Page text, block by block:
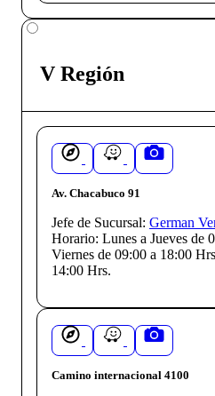
V Región
Av. Chacabuco 91
Jefe de Sucursal: German
Horario: Lunes a Jueves de
Viernes de 09:00 a 18:00
14:00 Hrs.
Camino internacional 4100